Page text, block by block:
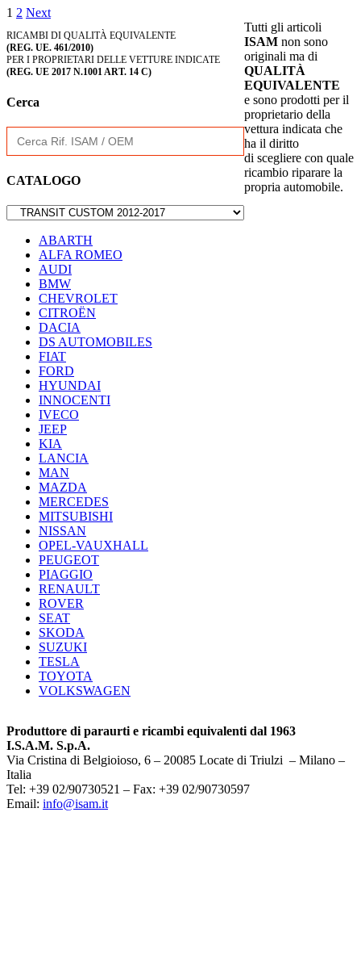
1 2 Next
RICAMBI DI QUALITÀ EQUIVALENTE
(REG. UE. 461/2010)
PER I PROPRIETARI DELLE VETTURE INDICATE
(REG. UE 2017 N.1001 ART. 14 C)
Cerca
Search
for:
CATALOGO
ABARTH
ALFA ROMEO
AUDI
BMW
CHEVROLET
CITROËN
DACIA
DS AUTOMOBILES
FIAT
FORD
HYUNDAI
INNOCENTI
IVECO
JEEP
KIA
LANCIA
MAN
MAZDA
MERCEDES
MITSUBISHI
NISSAN
OPEL-VAUXHALL
PEUGEOT
PIAGGIO
RENAULT
ROVER
SEAT
SKODA
SUZUKI
TESLA
TOYOTA
VOLKSWAGEN
Tutti gli articoli
ISAM non sono
originali ma di
QUALITÀ
EQUIVALENTE
e sono prodotti per il
proprietario della
vettura indicata che
ha il diritto
di scegliere con quale
ricambio riparare la
propria automobile.
Produttore di paraurti e ricambi equivalenti dal 1963
I.S.A.M. S.p.A.
Via Cristina di Belgioioso, 6 – 20085 Locate di Triulzi – Milano –
Italia
Tel: +39 02/90730521 – Fax: +39 02/90730597
Email: info@isam.it